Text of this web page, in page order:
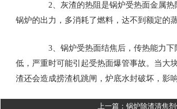
2、灰渣的热阻是锅炉受热面金属热
锅炉的出力，多消耗了燃料，达不到额定的蒸
3、锅炉受热面结焦后，传热能力下
低，严重时可能引起受热面爆管事故。当大
渣还会造成捞渣机跳闸，炉底水封破坏，影
上一篇： 锅炉除渣清焦剂